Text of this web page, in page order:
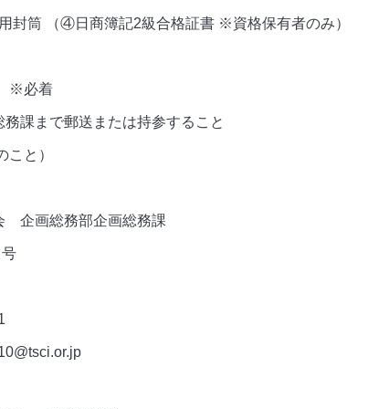
筒 （④日商簿記2級合格証書 ※資格保有者のみ）
※必着
課まで郵送または持参すること
と）
企画総務部企画総務課